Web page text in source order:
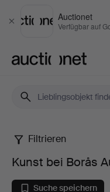
Schließen
Auctionet
Verfügbar auf
Kunst
bei
Filtrieren
Kunst bei Borås
Suche speichern